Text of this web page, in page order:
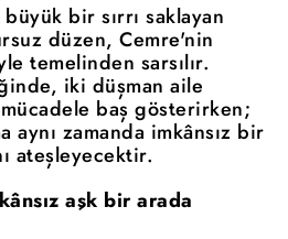
bir sırrı saklayan
düzen, Cemre'nin
temelinden sarsılır.
iki düşman aile
baş gösterirken;
aynı zamanda imkânsız bir
ateşleyecektir.
aşk bir arada